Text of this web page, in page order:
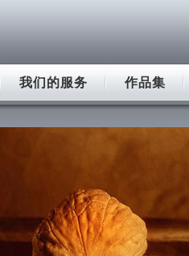
我们的服务 作品集